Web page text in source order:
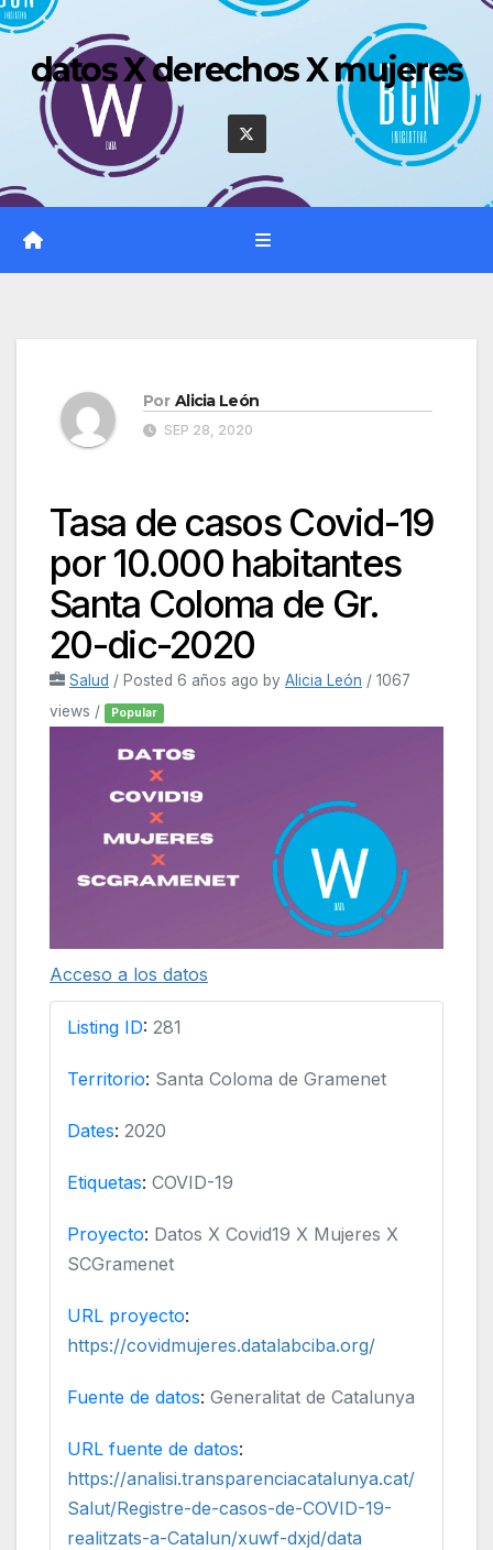
Saltar
contenido
datos X derechos X mujeres
Por Alicia León
SEP 28, 2020
Tasa de casos Covid-19
por 10.000 habitantes
Santa Coloma de Gr.
20-dic-2020
Salud / Posted 6 años ago by Alicia León / 1067
views /
Popular
Acceso a los datos
Listing ID: 281
Territorio: Santa Coloma de Gramenet
Dates: 2020
Etiquetas: COVID-19
Proyecto: Datos X Covid19 X Mujeres X
SCGramenet
URL proyecto:
https://covidmujeres.datalabciba.org/
Fuente de datos: Generalitat de Catalunya
URL fuente de datos:
https://analisi.transparenciacatalunya.cat/
Salut/Registre-de-casos-de-COVID-19-
realitzats-a-Catalun/xuwf-dxjd/data